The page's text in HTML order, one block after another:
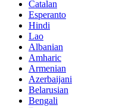
Catalan
Esperanto
Hindi
Lao
Albanian
Amharic
Armenian
Azerbaijani
Belarusian
Bengali